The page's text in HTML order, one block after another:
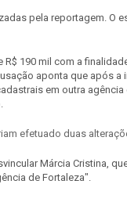
pela reportagem. O
190 mil com a
aponta que após a
em outra agência
efetuado duas
Márcia Cristina,
de Fortaleza".